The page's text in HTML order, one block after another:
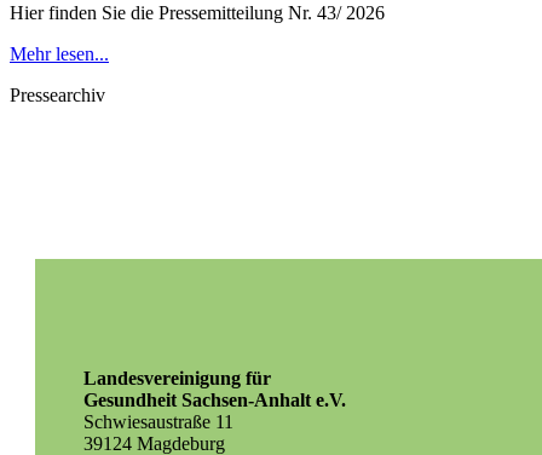
Hier finden Sie die Pressemitteilung Nr. 43/ 2026
Mehr lesen...
Pressearchiv
Landesvereinigung für
Gesundheit Sachsen-Anhalt e.V.
Schwiesaustraße 11
39124 Magdeburg